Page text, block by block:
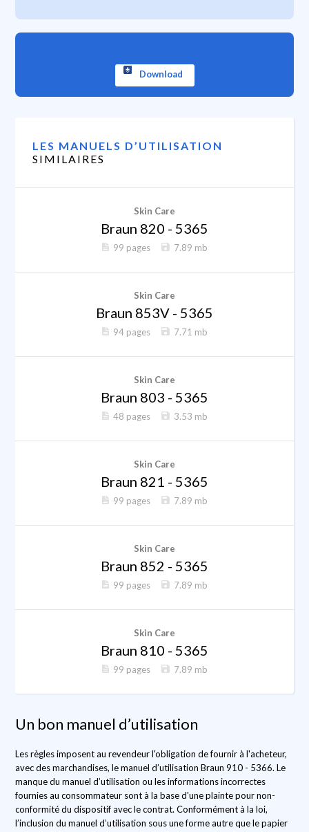
Download
LES MANUELS D’UTILISATION
SIMILAIRES
Skin Care
Braun 820 - 5365
99 pages 7.89 mb
Skin Care
Braun 853V - 5365
94 pages 7.71 mb
Skin Care
Braun 803 - 5365
48 pages 3.53 mb
Skin Care
Braun 821 - 5365
99 pages 7.89 mb
Skin Care
Braun 852 - 5365
99 pages 7.89 mb
Skin Care
Braun 810 - 5365
99 pages 7.89 mb
Un bon manuel d’utilisation
Les règles imposent au revendeur l'obligation de fournir à l'acheteur,
avec des marchandises, le manuel d’utilisation Braun 910 - 5366. Le
manque du manuel d’utilisation ou les informations incorrectes
fournies au consommateur sont à la base d'une plainte pour non-
conformité du dispositif avec le contrat. Conformément à la loi,
l’inclusion du manuel d’utilisation sous une forme autre que le papier